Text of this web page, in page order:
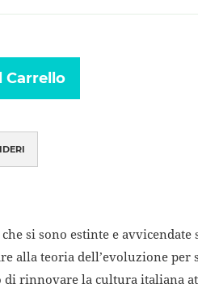
Carrello
si sono estinte e avvicendate
alla teoria dell’evoluzione per
rinnovare la cultura italiana